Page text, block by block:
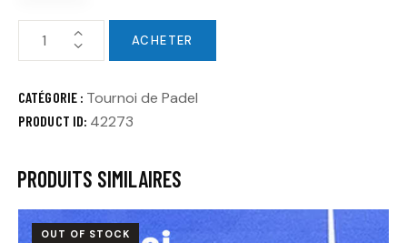
ACHETER
CATÉGORIE : Tournoi de Padel
PRODUCT ID: 42273
PRODUITS SIMILAIRES
OUT OF STOCK